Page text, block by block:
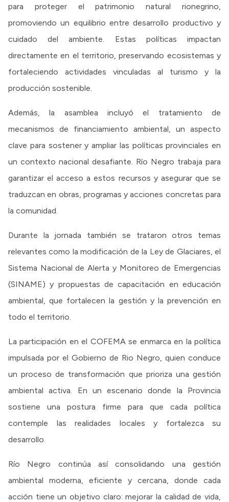
para proteger el patrimonio natural rionegrino,
promoviendo un equilibrio entre desarrollo productivo y
cuidado del ambiente. Estas políticas impactan
directamente en el territorio, preservando ecosistemas y
fortaleciendo actividades vinculadas al turismo y la
producción sostenible.
Además, la asamblea incluyó el tratamiento de
mecanismos de financiamiento ambiental, un aspecto
clave para sostener y ampliar las políticas provinciales en
un contexto nacional desafiante. Río Negro trabaja para
garantizar el acceso a estos recursos y asegurar que se
traduzcan en obras, programas y acciones concretas para
la comunidad.
Durante la jornada también se trataron otros temas
relevantes como la modificación de la Ley de Glaciares, el
Sistema Nacional de Alerta y Monitoreo de Emergencias
(SINAME) y propuestas de capacitación en educación
ambiental, que fortalecen la gestión y la prevención en
todo el territorio.
La participación en el COFEMA se enmarca en la política
impulsada por el Gobierno de Rio Negro, quien conduce
un proceso de transformación que prioriza una gestión
ambiental activa. En un escenario donde la Provincia
sostiene una postura firme para que cada política
contemple las realidades locales y fortalezca su
desarrollo.
Río Negro continúa así consolidando una gestión
ambiental moderna, eficiente y cercana, donde cada
acción tiene un objetivo claro: mejorar la calidad de vida,